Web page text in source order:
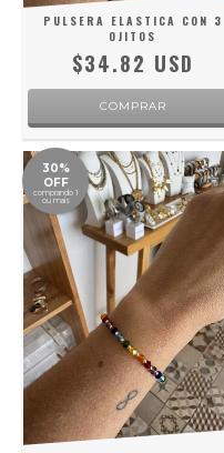
PULSERA ELASTICA CON 3
OJITOS
$34.82 USD
30%
OFF
comprando 1
ou mais